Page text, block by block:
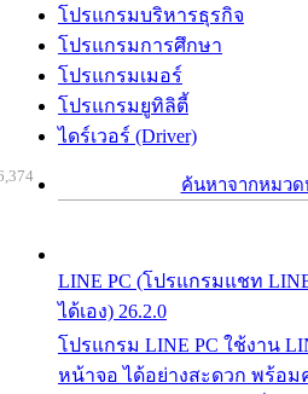
โปรแกรมบริหารธุรกิจ
โปรแกรมการศึกษา
โปรแกรมเมอร์
โปรแกรมยูทิลิตี้
ไดร์เวอร์ (Driver)
ค้นหาจากหมว
LINE PC (โปรแกรมแชท
ได้เอง) 26.2.0
โปรแกรม LINE PC ใช้งาน
หน้าจอ ได้อย่างสะดวก พร้อม